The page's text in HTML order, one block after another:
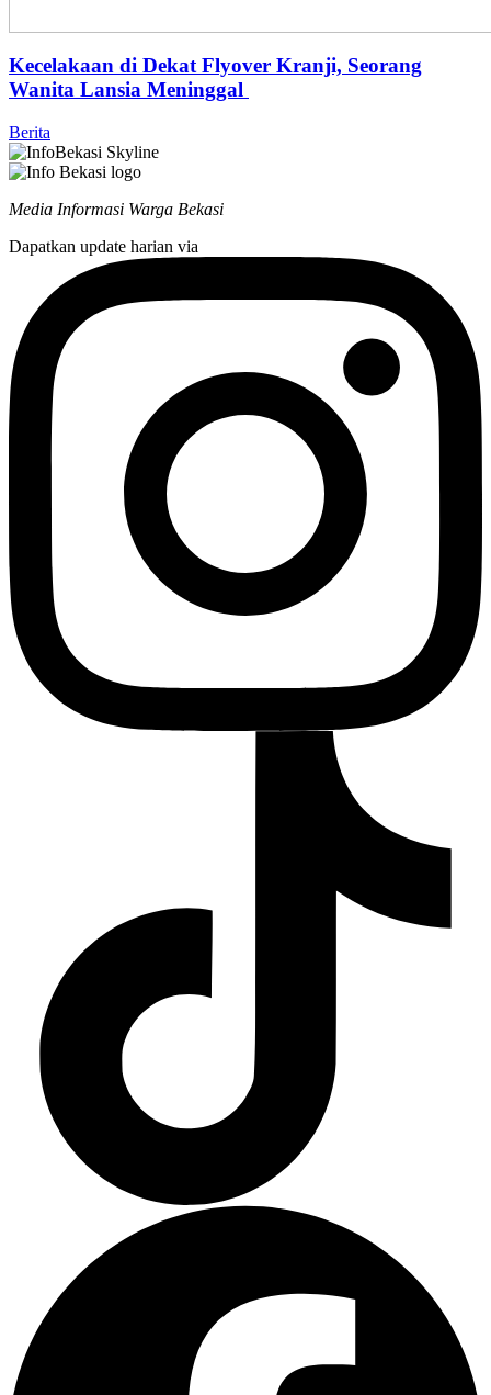
Kecelakaan di Dekat Flyover Kranji, Seorang
Wanita Lansia Meninggal
Berita
Media Informasi Warga Bekasi
Dapatkan update harian via